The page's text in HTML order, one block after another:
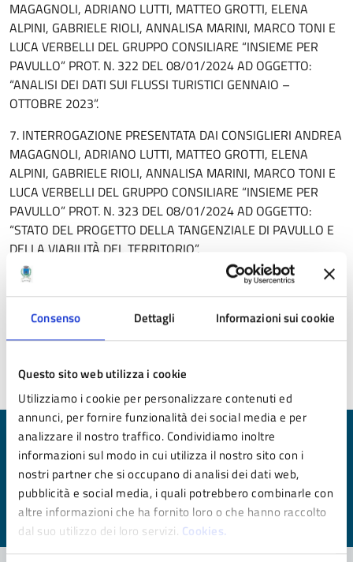
Consenso Dettagli Informazioni sui cookie
Questo sito web utilizza i cookie
Utilizziamo i cookie per personalizzare contenuti ed
annunci, per fornire funzionalità dei social media e per
analizzare il nostro traffico. Condividiamo inoltre
informazioni sul modo in cui utilizza il nostro sito con i
nostri partner che si occupano di analisi dei dati web,
pubblicità e social media, i quali potrebbero combinarle con
altre informazioni che ha fornito loro o che hanno raccolto
dal suo utilizzo dei loro servizi. Cookies.
MAGAGNOLI, ADRIANO LUTTI, MATTEO GROTTI, ELENA
ALPINI, GABRIELE RIOLI, ANNALISA MARINI, MARCO TONI E
LUCA VERBELLI DEL GRUPPO CONSILIARE “INSIEME PER
PAVULLO” PROT. N. 322 DEL 08/01/2024 AD OGGETTO:
“ANALISI DEI DATI SUI FLUSSI TURISTICI GENNAIO –
OTTOBRE 2023”.
7. INTERROGAZIONE PRESENTATA DAI CONSIGLIERI ANDREA
MAGAGNOLI, ADRIANO LUTTI, MATTEO GROTTI, ELENA
ALPINI, GABRIELE RIOLI, ANNALISA MARINI, MARCO TONI E
LUCA VERBELLI DEL GRUPPO CONSILIARE “INSIEME PER
PAVULLO” PROT. N. 323 DEL 08/01/2024 AD OGGETTO:
“STATO DEL PROGETTO DELLA TANGENZIALE DI PAVULLO E
DELLA VIABILITÀ DEL TERRITORIO”.
8. INTERROGAZIONE PRESENTATA DAL CONSIGLIERE SUSAN
BARACCANI DEL GRUPPO CONSILIARE “LA TORRE” PROT. N.
356 DEL 08/01/2024 AD OGGETTO: “SITUAZIONE CASA
DELLA COMUNITÀ”.
Quanto sono chiare le informazioni su questa
pagina?
Valuta da 1 a 5 stelle la pagina
Valuta 5 stelle su 5
Valuta 4 stelle su 5
Valuta 3 stelle su 5
Valuta 2 stelle su 5
Valuta 1 stelle su 5